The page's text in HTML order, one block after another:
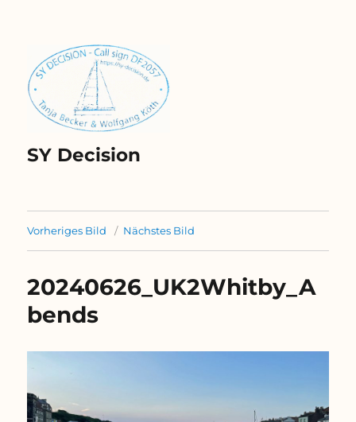
SY Decision
Vorheriges Bild Nächstes Bild
20240626_UK2Whitby_A
bends